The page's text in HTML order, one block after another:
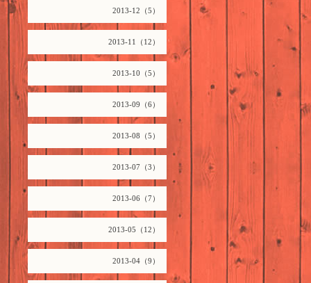
2013-12（5）
2013-11（12）
2013-10（5）
2013-09（6）
2013-08（5）
2013-07（3）
2013-06（7）
2013-05（12）
2013-04（9）